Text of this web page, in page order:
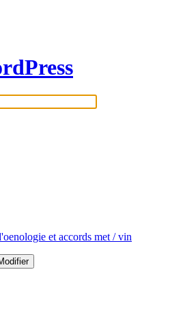
et accords met / vin